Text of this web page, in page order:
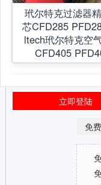
玳尔特克过滤器
芯CFD285
ltech玳尔特克空
CFD405
立即登陆
免